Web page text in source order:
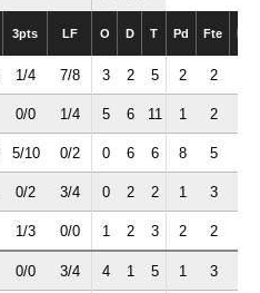
3pts LF O D T Pd Fte Int
1/4 7/8 3 2 5 2 2
0/0 1/4 5 6 11 1 2
5/10 0/2 0 6 6 8 5
0/2 3/4 0 2 2 1 3
1/3 0/0 1 2 3 2 2
0/0 3/4 4 1 5 1 3